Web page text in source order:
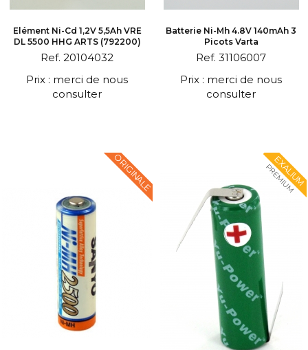
Elément Ni-Cd 1,2V 5,5Ah VRE
DL 5500 HHG ARTS (792200)
Ref. 20104032
Prix : merci de nous
consulter
Batterie Ni-Mh 4.8V 140mAh 3
Picots Varta
Ref. 31106007
Prix : merci de nous
consulter
ORIGINALE EXALIUM
PREMIUM